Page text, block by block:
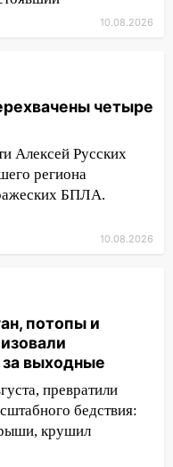
врезался в
в
больше
и упало 111
ветер
дома
на
на видео
на старом
10.08.2026
четыре
Алексей Русских
региона
БПЛА.
10.08.2026
потопы и
выходные
превратили
бедствия:
крушил